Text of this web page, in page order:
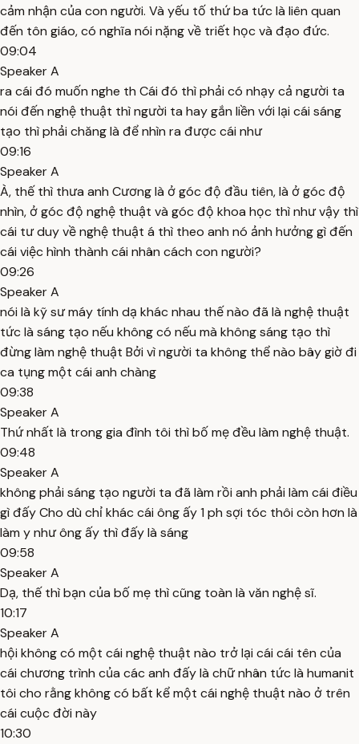
cảm nhận của con người. Và yếu tố thứ ba tức là liên quan
đến tôn giáo, có nghĩa nói nặng về triết học và đạo đức.
09:04
Speaker A
ra cái đó muốn nghe th Cái đó thì phải có nhạy cả người ta
nói đến nghệ thuật thì người ta hay gắn liền với lại cái sáng
tạo thì phải chăng là để nhìn ra được cái như
09:16
Speaker A
À, thế thì thưa anh Cương là ở góc độ đầu tiên, là ở góc độ
nhìn, ở góc độ nghệ thuật và góc độ khoa học thì như vậy thì
cái tư duy về nghệ thuật á thì theo anh nó ảnh hưởng gì đến
cái việc hình thành cái nhân cách con người?
09:26
Speaker A
nói là kỹ sư máy tính dạ khác nhau thế nào đã là nghệ thuật
tức là sáng tạo nếu không có nếu mà không sáng tạo thì
đừng làm nghệ thuật Bởi vì người ta không thể nào bây giờ đi
ca tụng một cái anh chàng
09:38
Speaker A
Thứ nhất là trong gia đình tôi thì bố mẹ đều làm nghệ thuật.
09:48
Speaker A
không phải sáng tạo người ta đã làm rồi anh phải làm cái điều
gì đấy Cho dù chỉ khác cái ông ấy 1 ph sợi tóc thôi còn hơn là
làm y như ông ấy thì đấy là sáng
09:58
Speaker A
Dạ, thế thì bạn của bố mẹ thì cũng toàn là văn nghệ sĩ.
10:17
Speaker A
hội không có một cái nghệ thuật nào trở lại cái cái tên của
cái chương trình của các anh đấy là chữ nhân tức là humanit
tôi cho rằng không có bất kể một cái nghệ thuật nào ở trên
cái cuộc đời này
10:30